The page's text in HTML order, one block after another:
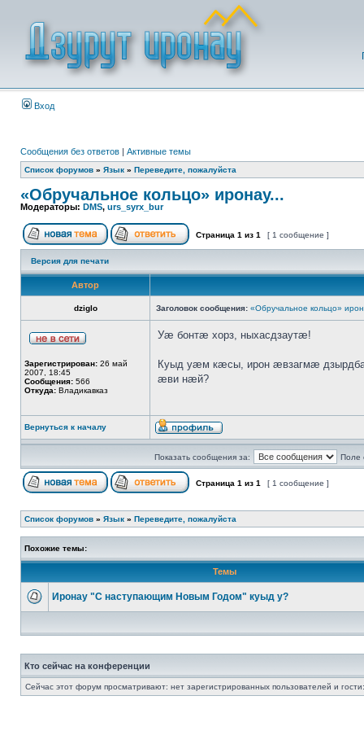
Вход
Сообщения без ответов | Активные темы
Список форумов » Язык » Переведите, пожалуйста
«Обручальное кольцо» иронау...
Модераторы: DMS, urs_syrx_bur
Страница 1 из 1 [ 1 сообщение ]
Версия для печати
Автор
dziglo Заголовок сообщения: «Обручальное кольцо»
Зарегистрирован: 26 май
2007, 18:45
Сообщения: 566
Откуда: Владикавказ
Уæ бонтæ хорз, ныхасдзаутæ!
Куыд уæм кæсы, ирон æвзагмæ
æви нæй?
Вернуться к началу
Показать сообщения за: Поле
Страница 1 из 1 [ 1 сообщение ]
Список форумов » Язык » Переведите, пожалуйста
Похожие темы:
Темы
Иронау "С наступающим Новым Годом" куыд у?
Кто сейчас на конференции
Сейчас этот форум просматривают: нет зарегистрированных пользователей и